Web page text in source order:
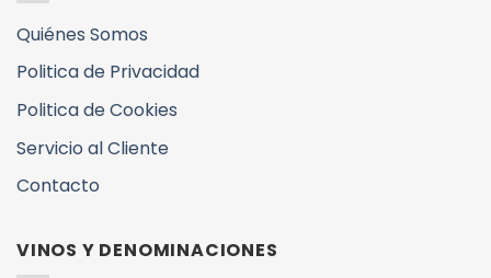
Quiénes Somos
Politica de Privacidad
Politica de Cookies
Servicio al Cliente
Contacto
VINOS Y DENOMINACIONES